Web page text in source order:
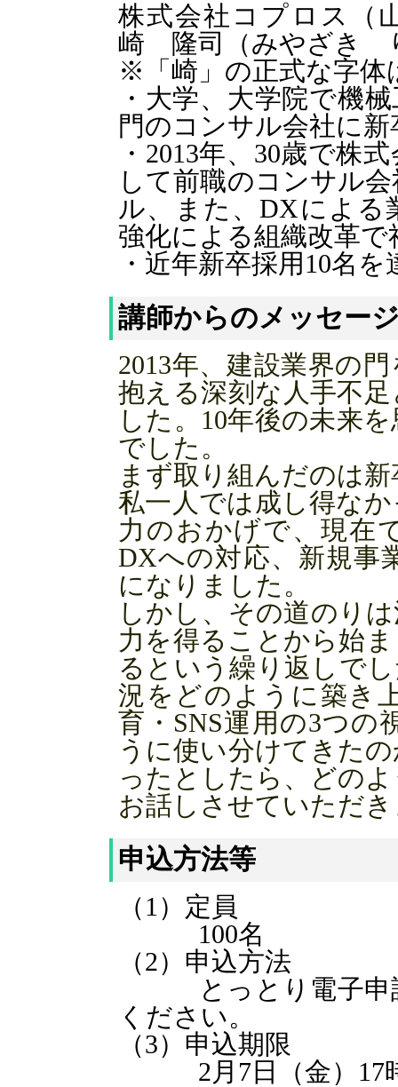
株式会社コプロス（
崎 隆司（みやざき
※「崎」の正式な字体
・大学、大学院で機
門のコンサル会社に新
・2013年、30歳で株
して前職のコンサル
ル、また、DXによる
強化による組織改革で
・近年新卒採用10名を
講師からのメッセー
2013年、建設業界の
抱える深刻な人手不
した。10年後の未来
でした。
まず取り組んだのは
私一人では成し得な
力のおかげで、現在
DXへの対応、新規事
になりました。
しかし、その道のり
力を得ることから始
るという繰り返しで
況をどのように築き
育・SNS運用の3つの
うに使い分けてきた
ったとしたら、どの
お話しさせていただ
申込方法等
（1）定員
100名
（2）申込方法
とっとり電子申請
ください。
（3）申込期限
2月7日（金）17